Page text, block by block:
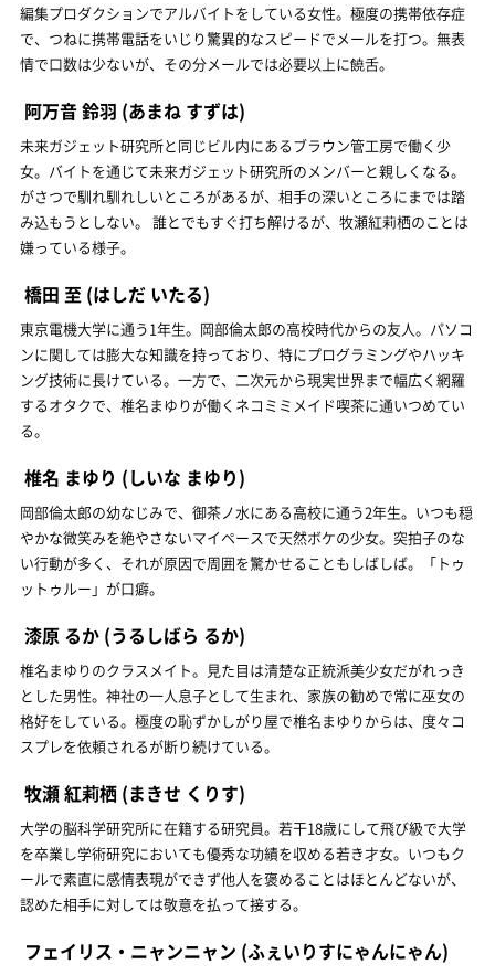
編集プロダクションでアルバイトをしている女性。極度の携帯依存症
で、つねに携帯電話をいじり驚異的なスピードでメールを打つ。無表
情で口数は少ないが、その分メールでは必要以上に饒舌。
阿万音 鈴羽 (あまね すずは)
未来ガジェット研究所と同じビル内にあるブラウン管工房で働く少
女。バイトを通じて未来ガジェット研究所のメンバーと親しくなる。
がさつで馴れ馴れしいところがあるが、相手の深いところにまでは踏
み込もうとしない。 誰とでもすぐ打ち解けるが、牧瀬紅莉栖のことは
嫌っている様子。
橋田 至 (はしだ いたる)
東京電機大学に通う1年生。岡部倫太郎の高校時代からの友人。パソコ
ンに関しては膨大な知識を持っており、特にプログラミングやハッキ
ング技術に長けている。一方で、二次元から現実世界まで幅広く網羅
するオタクで、椎名まゆりが働くネコミミメイド喫茶に通いつめてい
る。
椎名 まゆり (しいな まゆり)
岡部倫太郎の幼なじみで、御茶ノ水にある高校に通う2年生。いつも穏
やかな微笑みを絶やさないマイペースで天然ボケの少女。突拍子のな
い行動が多く、それが原因で周囲を驚かせることもしばしば。「トゥ
ットゥルー」が口癖。
漆原 るか (うるしばら るか)
椎名まゆりのクラスメイト。見た目は清楚な正統派美少女だがれっき
とした男性。神社の一人息子として生まれ、家族の勧めで常に巫女の
格好をしている。極度の恥ずかしがり屋で椎名まゆりからは、度々コ
スプレを依頼されるが断り続けている。
牧瀬 紅莉栖 (まきせ くりす)
大学の脳科学研究所に在籍する研究員。若干18歳にして飛び級で大学
を卒業し学術研究においても優秀な功績を収める若き才女。いつもク
ールで素直に感情表現ができず他人を褒めることはほとんどないが、
認めた相手に対しては敬意を払って接する。
フェイリス・ニャンニャン (ふぇいりすにゃんにゃん)